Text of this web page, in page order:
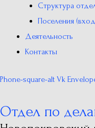
Структура
Поселения
Деятельность
Контакты
Phone-square-alt Vk
Отдел по